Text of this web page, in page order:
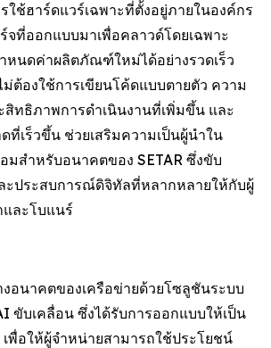
ใช้ฮาร์ดแวร์เฉพาะที่ตั้งอยู่ภายในองค์กร
ที่ออกแบบมาเพื่อคลาวด์โดยเฉพาะ
หนดค่าผลิตภัณฑ์ใหม่ได้อย่างรวดเร็ว
ม่ต้องใช้การเขียนโค้ดแบบตายตัว ความ
ทธิภาพการดำเนินงานที่เพิ่มขึ้น และ
ที่เร็วขึ้น ช่วยเสริมความเป็นผู้นำใน
มสำหรับอนาคตของ SETAR ซึ่งขับ
ะประสบการณ์ดิจิทัลที่หลากหลายให้กับผู้
และโบแนร์
งอนาคตของเครือข่ายด้วยโซลูชันระบบ
ขับเคลื่อน ซึ่งได้รับการออกแบบให้เป็น
พื่อให้ผู้จำหน่ายสามารถใช้ประโยชน์